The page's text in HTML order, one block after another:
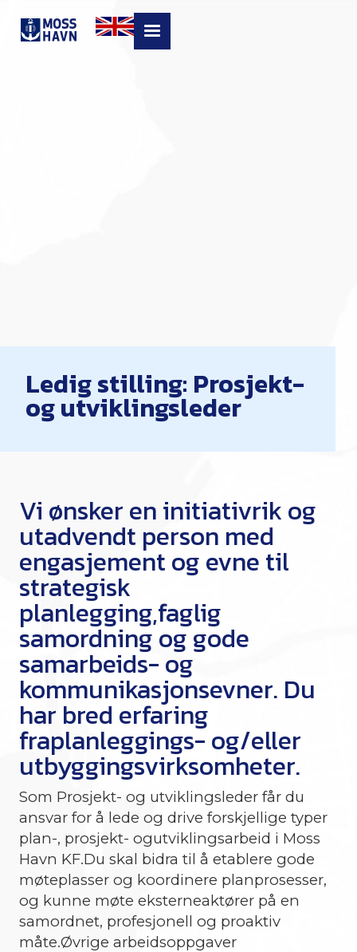
Ledig stilling: Prosjekt-
og utviklingsleder
Vi ønsker en initiativrik og
utadvendt person med
engasjement og evne til
strategisk
planlegging,faglig
samordning og gode
samarbeids- og
kommunikasjonsevner. Du
har bred erfaring
fraplanleggings- og/eller
utbyggingsvirksomheter.
Som Prosjekt- og utviklingsleder får du
ansvar for å lede og drive forskjellige typer
plan-, prosjekt- ogutviklingsarbeid i Moss
Havn KF.Du skal bidra til å etablere gode
møteplasser og koordinere planprosesser,
og kunne møte eksterneaktører på en
samordnet, profesjonell og proaktiv
måte.Øvrige arbeidsoppgaver